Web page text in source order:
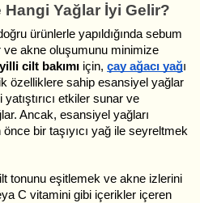
Hangi Yağlar İyi Gelir?
ürünlerle yapıldığında sebum
ve akne oluşumunu minimize
cilt bakımı için, çay ağacı yağı
özelliklere sahip esansiyel yağlar
etkiler sunar ve
Ancak, esansiyel yağları
bir taşıyıcı yağ ile seyreltmek
tonunu eşitlemek ve akne izlerini
C vitamini gibi içerikler içeren